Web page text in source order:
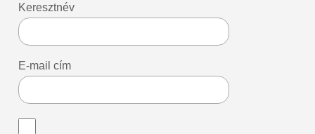
Keresztnév
E-mail cím